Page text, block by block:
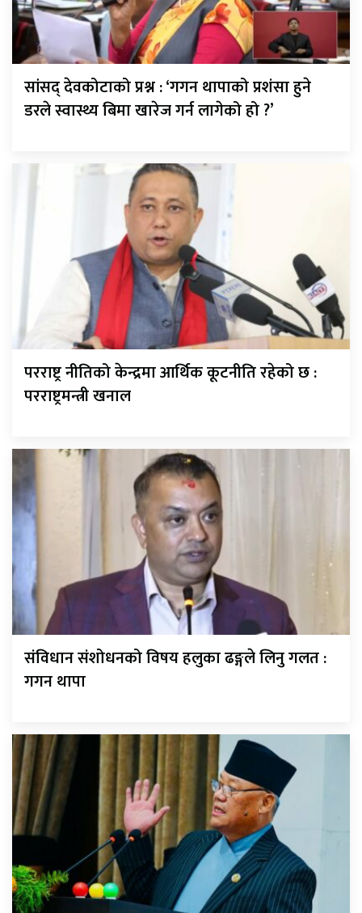
सांसद् देवकोटाको प्रश्न : ‘गगन थापाको प्रशंसा हुने
डरले स्वास्थ्य बिमा खारेज गर्न लागेको हो ?’
परराष्ट्र नीतिको केन्द्रमा आर्थिक कूटनीति रहेको छ :
परराष्ट्रमन्त्री खनाल
संविधान संशोधनको विषय हलुका ढङ्गले लिनु गलत :
गगन थापा